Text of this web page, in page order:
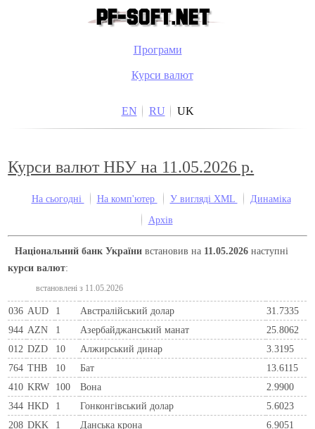
Програми
Курси валют
EN RU UK
Курси валют НБУ на 11.05.2026 р.
На сьогодні На комп'ютер У вигляді XML
Динаміка
Архів
Національний банк України встановив на 11.05.2026 наступні
курси валют:
встановлені з 11.05.2026
036 AUD 1 Австралійський долар
31.7335
944 AZN 1 Азербайджанський манат
25.8062
012 DZD 10 Алжирський динар
3.3195
764 THB 10 Бат
13.6115
410 KRW 100 Вона
2.9900
344 HKD 1 Гонконгівський долар
5.6023
208 DKK 1 Данська крона
6.9051